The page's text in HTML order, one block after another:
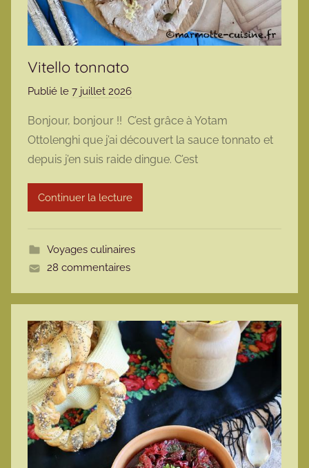
Vitello tonnato
Publié le 7 juillet 2026
r
m
a
r
m
t
Bonjour, bonjour !! C’est grâce à Yotam
Ottolenghi que j’ai découvert la sauce tonnato et
depuis j’en suis raide dingue. C’est
Continuer la lecture
Voyages culinaires
28 commentaires